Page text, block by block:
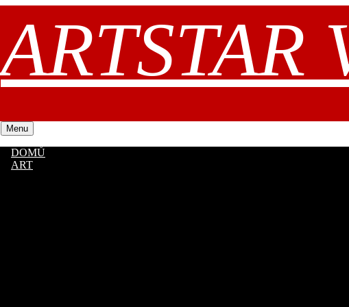
ARTSTAR
Menu
DOMŮ
ART